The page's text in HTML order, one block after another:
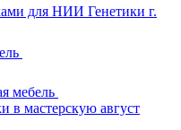
для НИИ Генетики г.
мебель
в мастерскую август